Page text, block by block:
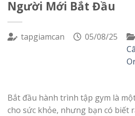
Người Mới Bắt Đầu
tapgiamcan 05/08/25
Bắt đầu hành trình tập gym là
cho sức khỏe, nhưng bạn có biết